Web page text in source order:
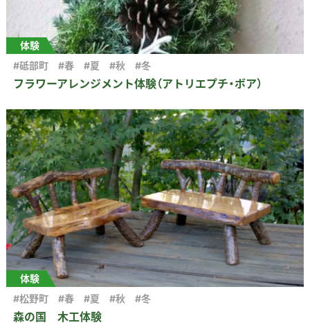
体験
フラワーアレンジメント体験（アトリエプチ・ボア）
#砥部町 #春 #夏 #秋 #冬
体験
森の国 木工体験
#松野町 #春 #夏 #秋 #冬